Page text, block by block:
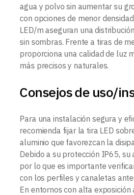
agua y polvo sin aumentar su
con opciones de menor
LED/m aseguran una
sin sombras. Frente a tiras de
proporciona una calidad de luz
más precisos y naturales.
Consejos de uso/
Para una instalación segura y
recomienda fijar la tira LED
aluminio que favorezcan la
Debido a su protección IP65, su
por lo que es importante
con los perfiles y canaletas
En entornos con alta exposición